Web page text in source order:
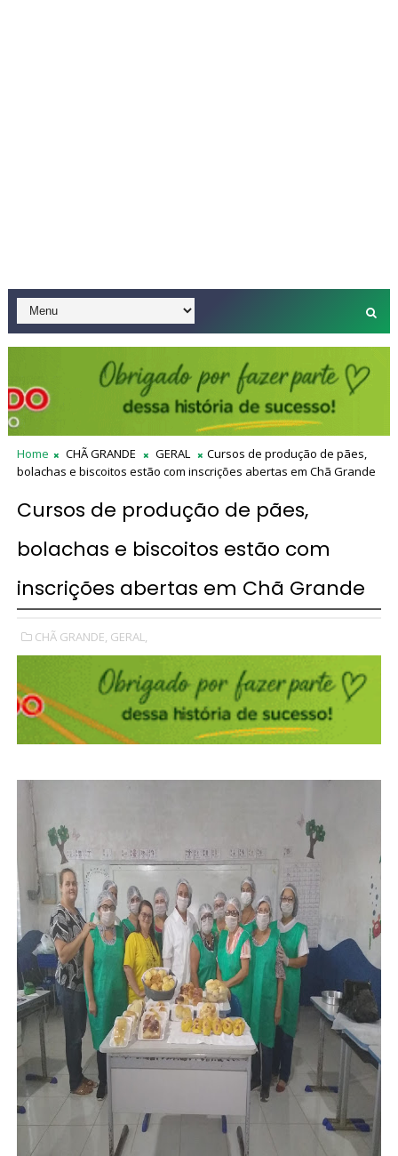
Home CHÃ GRANDE GERAL
Cursos de produção de pães,
bolachas e biscoitos estão com inscrições abertas em Chã Grande
Cursos de produção de pães,
bolachas e biscoitos estão com
inscrições abertas em Chã Grande
CHÃ GRANDE, GERAL,